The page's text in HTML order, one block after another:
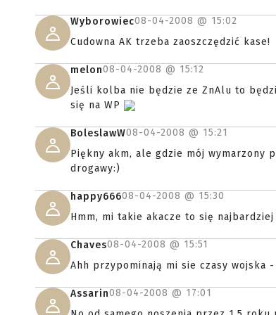
Wyborowiec08-04-2008 @ 15:02
Cudowna AK trzeba zaoszczędzić kase!
melon08-04-2008 @ 15:12
Jeśli kolba nie będzie ze ZnAlu to
się na WP
BoleslawW08-04-2008 @ 15:21
Piękny akm, ale gdzie mój wymarzony
drogawy:)
happy66608-04-2008 @ 15:30
Hmm, mi takie akacze to się
Chaves08-04-2008 @ 15:51
Ahh przypominają mi sie czasy wojska -
Assarin08-04-2008 @ 17:01